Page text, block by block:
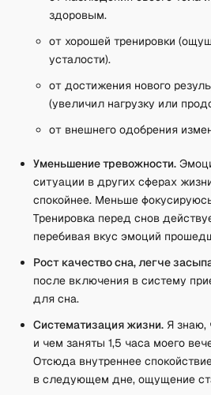
здоровым.
от хорошей тренировки
усталости).
от достижения нового
(увеличил нагрузку или
от внешнего одобрения
Уменьшение тревожности.
ситуации в других сферах
спокойнее. Меньше
Тренировка перед снов
перебивая вкус эмоций
Рост качество сна, легче
после включения в систему
для сна.
Систематизация жизни. Я знаю,
и чем заняты 1,5 часа моего
Отсюда внутреннее
в следующем дне, ощущение